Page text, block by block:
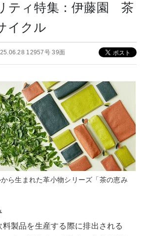
ティ特集：伊藤園 茶
イクル
12957号 39面
ら生まれた革小物シリーズ「茶の恵み
製品を生産する際に排出される